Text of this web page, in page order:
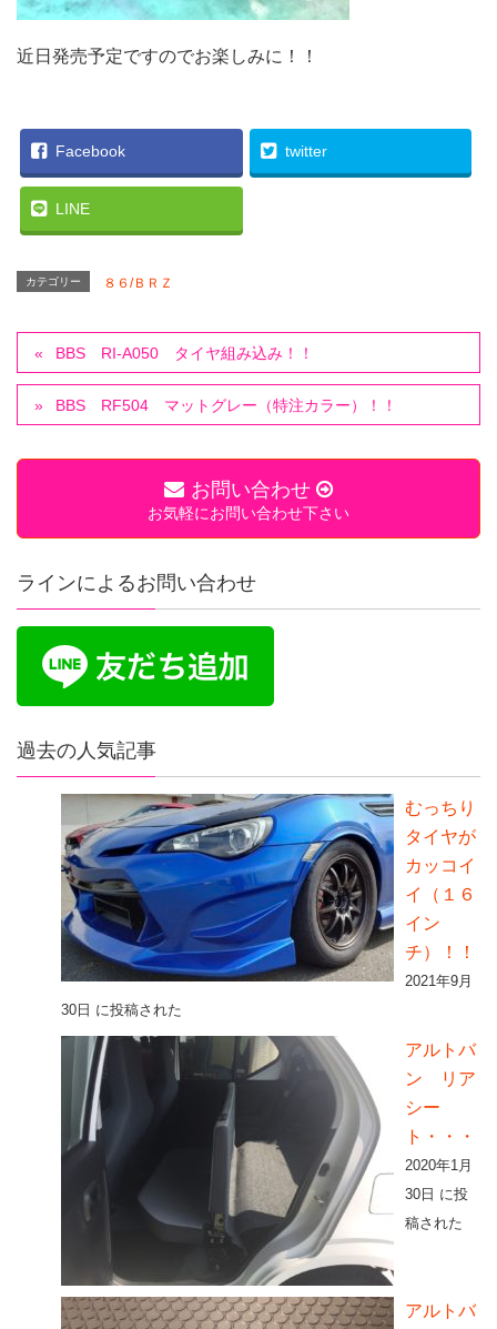
近日発売予定ですのでお楽しみに！！
Facebook twitter
LINE
カテゴリー ８６/ＢＲＺ
BBS RI-A050 タイヤ組み込み！！
BBS RF504 マットグレー（特注カラー）！！
お問い合わせ
お気軽にお問い合わせ下さい
ラインによるお問い合わせ
過去の人気記事
むっちり
タイヤが
カッコイ
イ（１６
イン
チ）！！
2021年9月
30日 に投稿された
アルトバ
ン リア
シー
ト・・・
2020年1月
30日 に投
稿された
アルトバ